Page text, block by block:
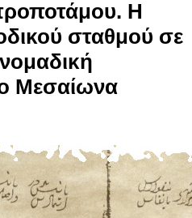
Η
σταθμού σε
Μεσαίωνα